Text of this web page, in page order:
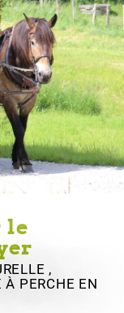
le
,
À PERCHE EN